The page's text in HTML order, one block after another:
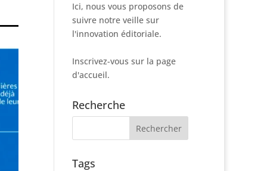
Ici, nous vous proposons de
suivre notre veille sur
l'innovation éditoriale.
Inscrivez-vous sur la page
d'accueil.
Recherche
Tags